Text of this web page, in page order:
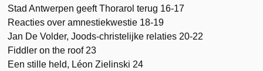
Stad Antwerpen geeft Thorarol terug 16-17
Reacties over amnestiekwestie 18-19
Jan De Volder, Joods-christelijke relaties 20-22
Fiddler on the roof 23
Een stille held, Léon Zielinski 24